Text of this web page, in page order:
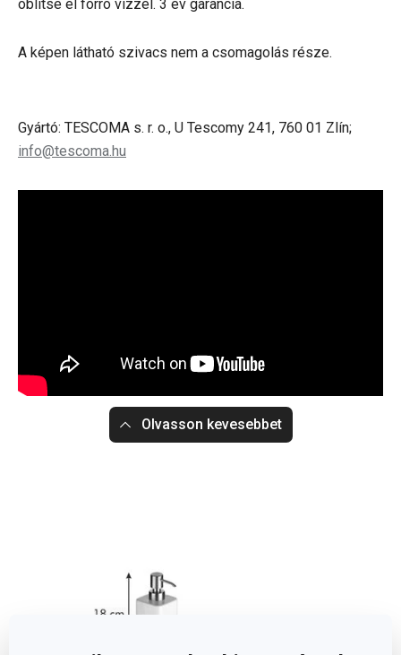
öblítse el forró vízzel. 3 év garancia.
A képen látható szivacs nem a csomagolás része.
Gyártó: TESCOMA s. r. o., U Tescomy 241, 760 01 Zlín;
info@tescoma.hu
Olvasson kevesebbet